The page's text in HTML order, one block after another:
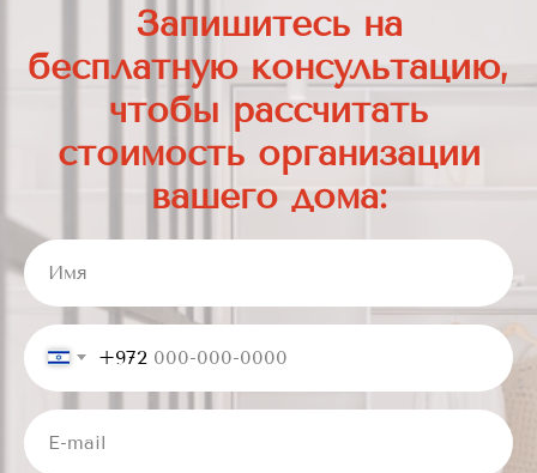
Запишитесь на
бесплатную консультацию,
чтобы рассчитать
стоимость организации
вашего дома:
Имя
+972
E-mail